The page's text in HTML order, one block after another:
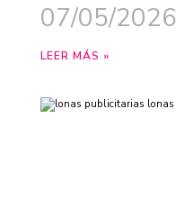
07/05/2026
LEER MÁS »